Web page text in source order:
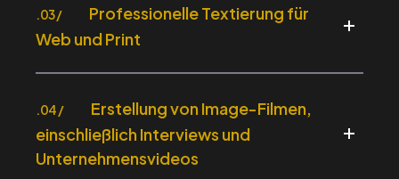
.03 /
Professionelle Textierung für
Web und Print
.04 /
Erstellung von Image-Filmen,
einschließlich Interviews und
Unternehmensvideos